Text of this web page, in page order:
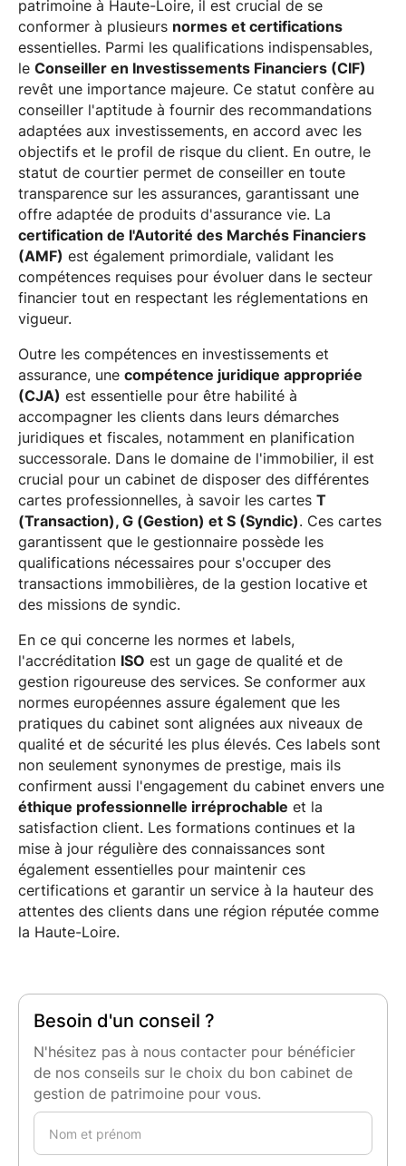
patrimoine à Haute-Loire, il est crucial de se
conformer à plusieurs normes et certifications
essentielles. Parmi les qualifications indispensables,
le Conseiller en Investissements Financiers (CIF)
revêt une importance majeure. Ce statut confère au
conseiller l'aptitude à fournir des recommandations
adaptées aux investissements, en accord avec les
objectifs et le profil de risque du client. En outre, le
statut de courtier permet de conseiller en toute
transparence sur les assurances, garantissant une
offre adaptée de produits d'assurance vie. La
certification de l'Autorité des Marchés Financiers
(AMF) est également primordiale, validant les
compétences requises pour évoluer dans le secteur
financier tout en respectant les réglementations en
vigueur.
Outre les compétences en investissements et
assurance, une compétence juridique appropriée
(CJA) est essentielle pour être habilité à
accompagner les clients dans leurs démarches
juridiques et fiscales, notamment en planification
successorale. Dans le domaine de l'immobilier, il est
crucial pour un cabinet de disposer des différentes
cartes professionnelles, à savoir les cartes T
(Transaction), G (Gestion) et S (Syndic). Ces cartes
garantissent que le gestionnaire possède les
qualifications nécessaires pour s'occuper des
transactions immobilières, de la gestion locative et
des missions de syndic.
En ce qui concerne les normes et labels,
l'accréditation ISO est un gage de qualité et de
gestion rigoureuse des services. Se conformer aux
normes européennes assure également que les
pratiques du cabinet sont alignées aux niveaux de
qualité et de sécurité les plus élevés. Ces labels sont
non seulement synonymes de prestige, mais ils
confirment aussi l'engagement du cabinet envers une
éthique professionnelle irréprochable et la
satisfaction client. Les formations continues et la
mise à jour régulière des connaissances sont
également essentielles pour maintenir ces
certifications et garantir un service à la hauteur des
attentes des clients dans une région réputée comme
la Haute-Loire.
Besoin d'un conseil ?
N'hésitez pas à nous contacter pour bénéficier
de nos conseils sur le choix du bon cabinet de
gestion de patrimoine pour vous.